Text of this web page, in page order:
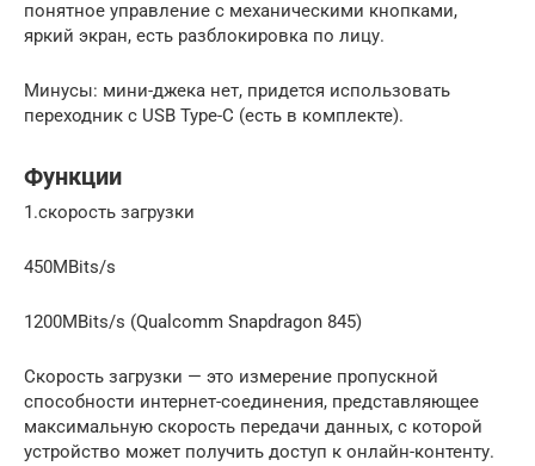
понятное управление с механическими кнопками,
яркий экран, есть разблокировка по лицу.
Минусы: мини-джека нет, придется использовать
переходник с USB Type-C (есть в комплекте).
Функции
1.скорость загрузки
450MBits/s
1200MBits/s (Qualcomm Snapdragon 845)
Скорость загрузки — это измерение пропускной
способности интернет-соединения, представляющее
максимальную скорость передачи данных, с которой
устройство может получить доступ к онлайн-контенту.